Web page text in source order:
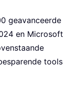
geavanceerde
en Microsoft
tools